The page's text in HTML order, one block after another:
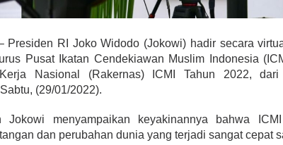
Presiden RI Joko Widodo (Jokowi) hadir secara
Pusat Ikatan Cendekiawan Muslim Indonesia
Nasional (Rakernas) ICMI Tahun 2022, dari
(29/01/2022).
Jokowi menyampaikan keyakinannya bahwa
dan perubahan dunia yang terjadi sangat cepat